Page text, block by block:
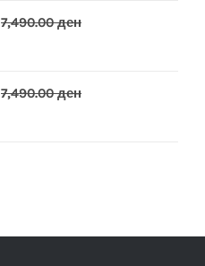
7,490.00ден
7,490.00ден